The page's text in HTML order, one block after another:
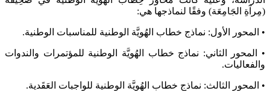
(مِرآةِ الجَامِعَة) وفقًا لنماذجها هي:
• المحور الأول: نماذج خطاب الهُويَّة الوطنية للمناسبات الوطنية.
• المحور الثاني: نماذج خطاب الهُويَّة الوطنية للمؤتمرات والندوات
والفعاليات.
• المحور الثالث: نماذج خطاب الهُويَّة الوطنية للواجبات العَقَدية.